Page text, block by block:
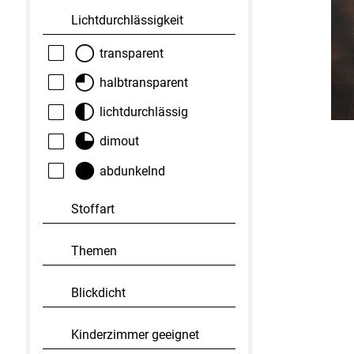
Licht­durchlässigkeit
transparent
halbtransparent
lichtdurchlässig
dimout
abdunkelnd
Stoffart
Themen
Blickdicht
Kinderzimmer geeignet